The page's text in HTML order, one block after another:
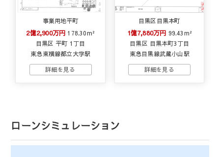
事業用地平町
2億2,900万円 178.30m²
目黒区 平町 1丁目
東急東横線都立大学駅
目黒区目黒本町
1億7,880万円 99.43m²
目黒区 目黒本町3丁目
東急目黒線武蔵小山駅
ローンシミュレーション